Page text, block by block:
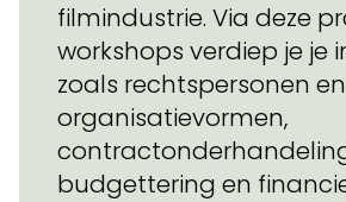
filmindustrie. Via deze
workshops verdiep je je
zoals rechtspersonen en
organisatievormen,
budgettering en